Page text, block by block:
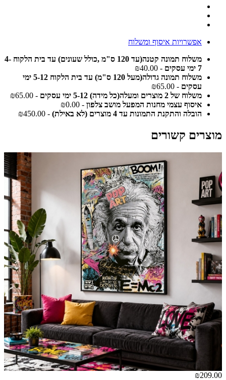
אפשרויות איסוף ומשלוח
משלוח תמונה קטנה(עד 120 ס"מ ,כולל שעונים) עד בית הלקוח 4-
7 ימי עסקים
- ₪40.00
משלוח תמונה גדולה(מעל 120 ס"מ) עד בית הלקוח 5-12 ימי
עסקים - ₪65.00
משלוח של 2 מוצרים ומעלה(כל מידה) 5-12 ימי עסקים
- ₪65.00
איסוף עצמי מחנות המפעל מושב צלפון - ₪0.00
הובלה והתקנת התמונות עד 4 מוצרים (לא באילת)
- ₪450.00
מוצרים קשורים
₪209.00